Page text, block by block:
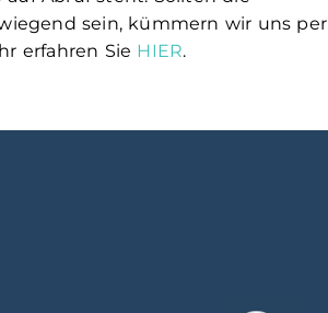
sein, kümmern wir uns per
erfahren Sie HIER.